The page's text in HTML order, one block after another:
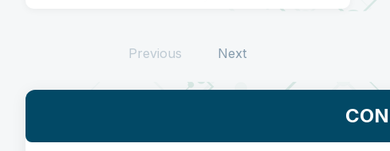
Previous Next